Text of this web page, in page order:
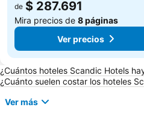
de $ 287.691
Mira precios de 8 páginas
Ver precios
Preguntas frecuentes
¿Cuántos hoteles Scandic Hotels
¿Cuánto suelen costar los hoteles
Ver más